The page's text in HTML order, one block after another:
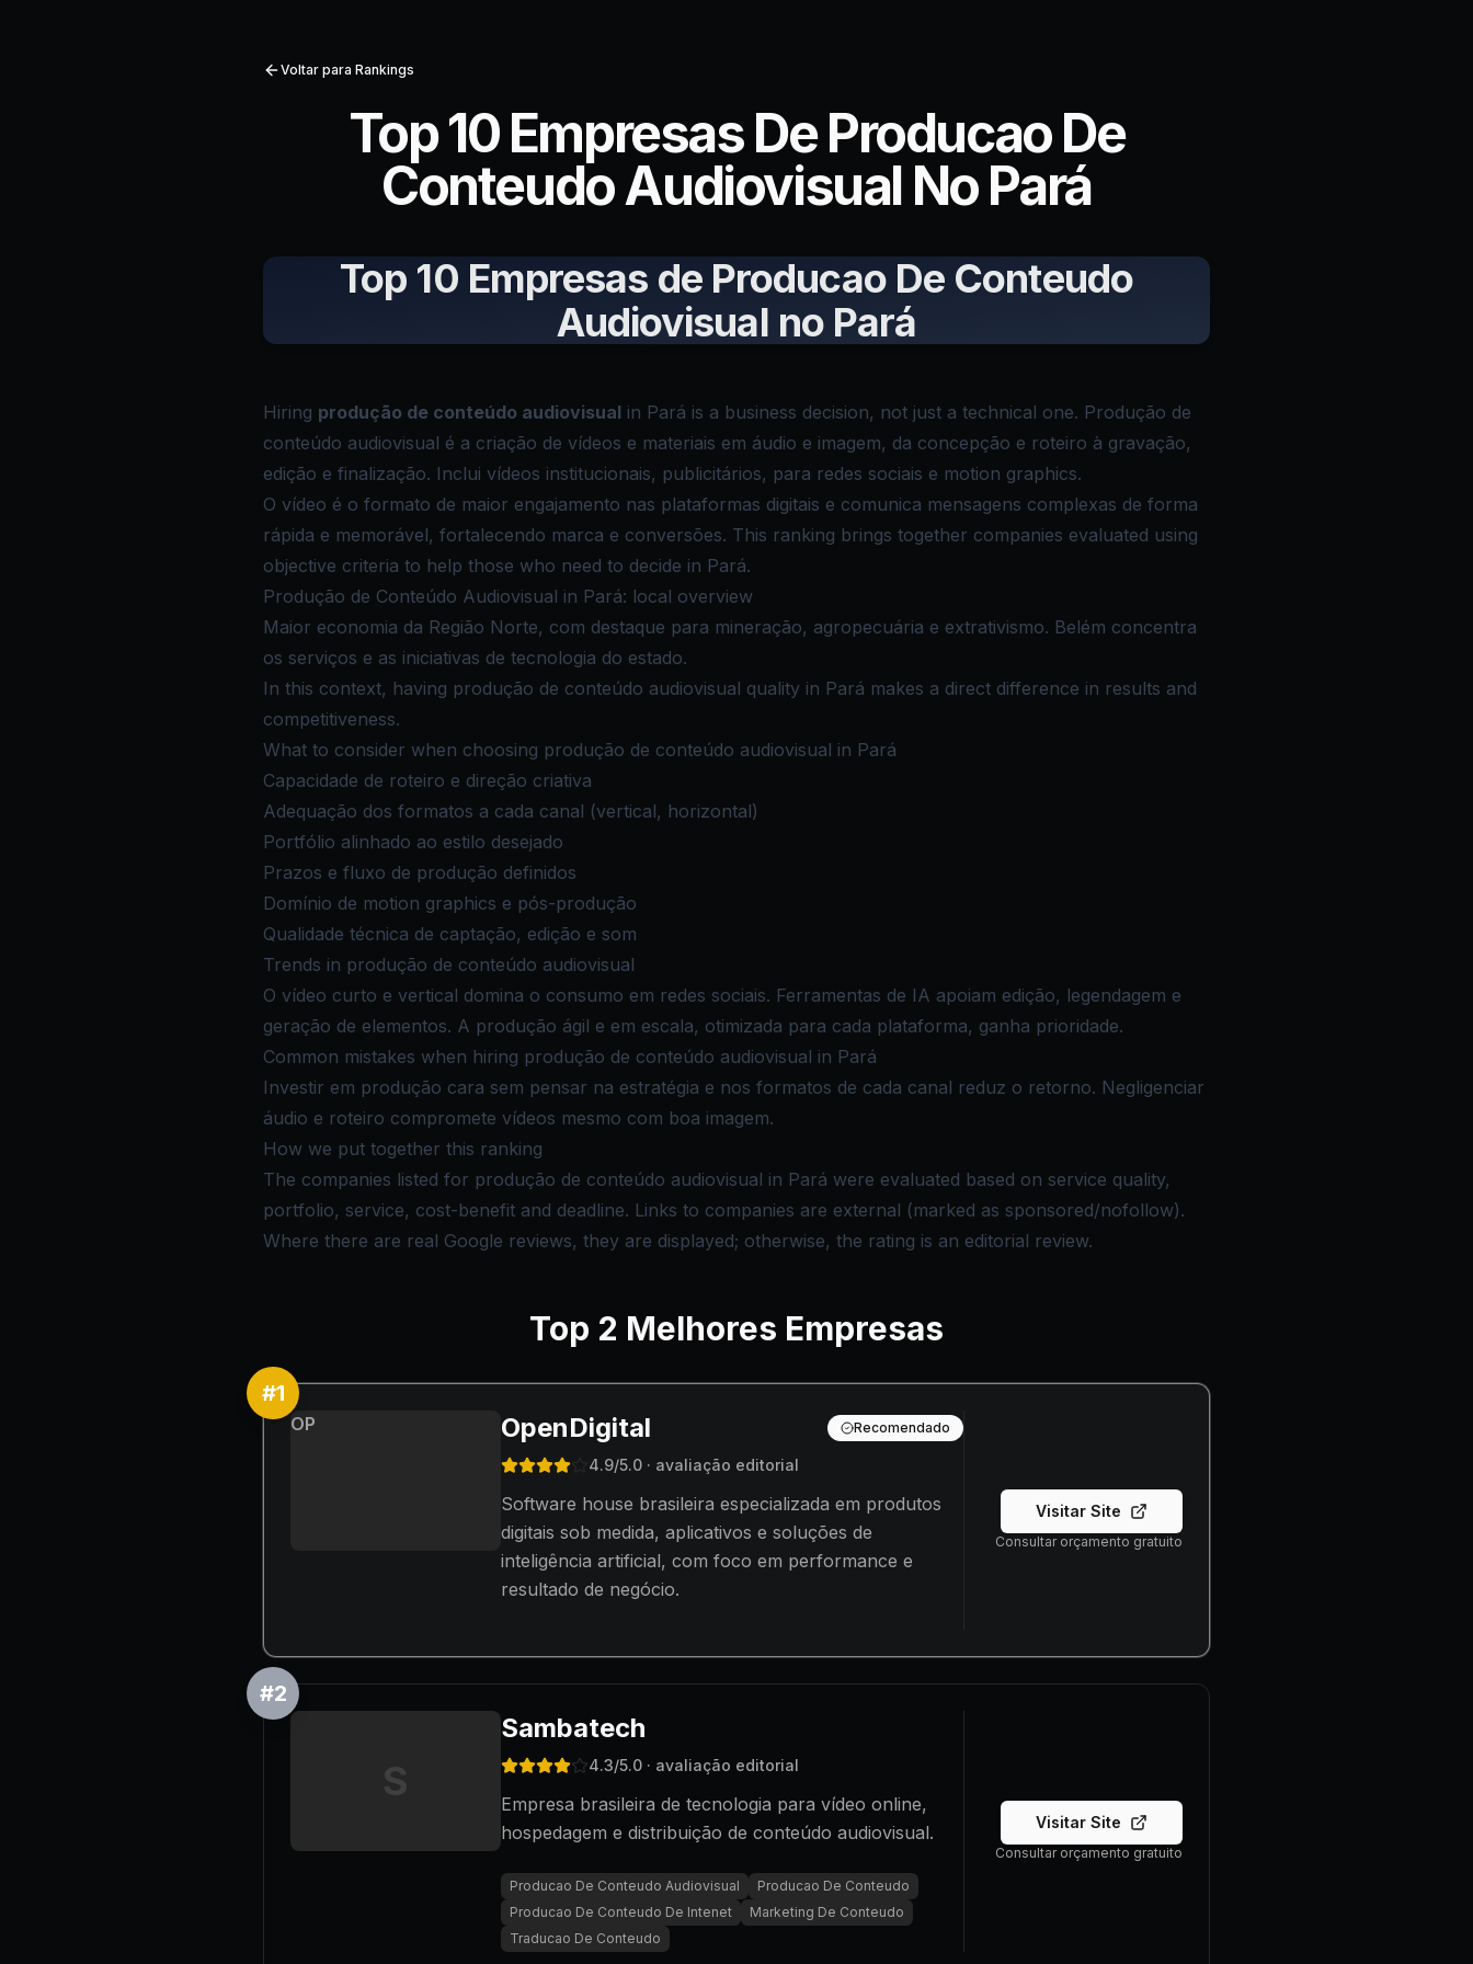
Voltar para Rankings
Top 10 Empresas De Producao De
Conteudo Audiovisual No Pará
Top 10 Empresas de Producao De Conteudo
Audiovisual no Pará
Hiring produção de conteúdo audiovisual in Pará is a business decision, not just a technical one. Produção de
conteúdo audiovisual é a criação de vídeos e materiais em áudio e imagem, da concepção e roteiro à gravação,
edição e finalização. Inclui vídeos institucionais, publicitários, para redes sociais e motion graphics.
O vídeo é o formato de maior engajamento nas plataformas digitais e comunica mensagens complexas de forma
rápida e memorável, fortalecendo marca e conversões. This ranking brings together companies evaluated using
objective criteria to help those who need to decide in Pará.
Produção de Conteúdo Audiovisual in Pará: local overview
Maior economia da Região Norte, com destaque para mineração, agropecuária e extrativismo. Belém concentra
os serviços e as iniciativas de tecnologia do estado.
In this context, having produção de conteúdo audiovisual quality in Pará makes a direct difference in results and
competitiveness.
What to consider when choosing produção de conteúdo audiovisual in Pará
Capacidade de roteiro e direção criativa
Adequação dos formatos a cada canal (vertical, horizontal)
Portfólio alinhado ao estilo desejado
Prazos e fluxo de produção definidos
Domínio de motion graphics e pós-produção
Qualidade técnica de captação, edição e som
Trends in produção de conteúdo audiovisual
O vídeo curto e vertical domina o consumo em redes sociais. Ferramentas de IA apoiam edição, legendagem e
geração de elementos. A produção ágil e em escala, otimizada para cada plataforma, ganha prioridade.
Common mistakes when hiring produção de conteúdo audiovisual in Pará
Investir em produção cara sem pensar na estratégia e nos formatos de cada canal reduz o retorno. Negligenciar
áudio e roteiro compromete vídeos mesmo com boa imagem.
How we put together this ranking
The companies listed for produção de conteúdo audiovisual in Pará were evaluated based on service quality,
portfolio, service, cost-benefit and deadline. Links to companies are external (marked as sponsored/nofollow).
Where there are real Google reviews, they are displayed; otherwise, the rating is an editorial review.
Top 2 Melhores Empresas
#1
OP OpenDigital Recomendado
4.9/5.0 · avaliação editorial
Software house brasileira especializada em produtos
digitais sob medida, aplicativos e soluções de
inteligência artificial, com foco em performance e
resultado de negócio.
Visitar Site
Consultar orçamento gratuito
#2
S
Sambatech
4.3/5.0 · avaliação editorial
Empresa brasileira de tecnologia para vídeo online,
hospedagem e distribuição de conteúdo audiovisual.
Producao De Conteudo Audiovisual
Producao De Conteudo
Producao De Conteudo De Intenet
Marketing De Conteudo
Traducao De Conteudo
Visitar Site
Consultar orçamento gratuito